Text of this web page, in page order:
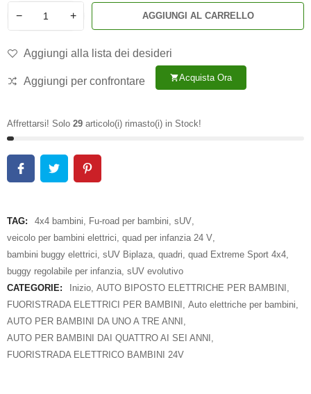
− + AGGIUNGI AL CARRELLO
Aggiungi alla lista dei desideri
Aggiungi per confrontare shopping_cartAcquista Ora
Affrettarsi! Solo 29 articolo(i) rimasto(i) in Stock!
TAG: 4x4 bambini Fu-road per bambini sUV
veicolo per bambini elettrici quad per infanzia 24 V
bambini buggy elettrici sUV Biplaza quadri quad Extreme Sport 4x4
buggy regolabile per infanzia sUV evolutivo
CATEGORIE:
Inizio AUTO BIPOSTO ELETTRICHE PER BAMBINI
FUORISTRADA ELETTRICI PER BAMBINI
Auto elettriche per bambini
AUTO PER BAMBINI DA UNO A TRE ANNI
AUTO PER BAMBINI DAI QUATTRO AI SEI ANNI
FUORISTRADA ELETTRICO BAMBINI 24V